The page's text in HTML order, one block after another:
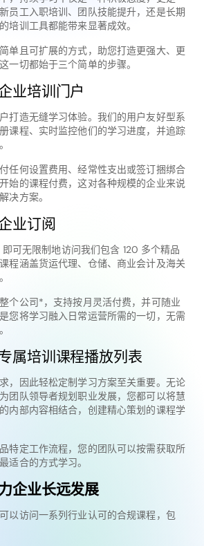
员工入职培训、团队技能提升，还是长期
培训工具都能带来显著成效。
单且可扩展的方式，助您打造更强大、更
一切都始于三个简单的步骤。
业培训门户
打造无缝学习体验。我们的用户友好型系
课程、实时监控他们的学习进度，并追踪
任何设置费用、经常性支出或签订捆绑合
始的课程付费，这对各种规模的企业来说
决方案。
业订阅
可无限制地访问我们包含 120 多个精品
程涵盖货运代理、仓储、商业会计及海关
个公司*，支持按月灵活付费，并可随业
您将学习融入日常运营所需的一切，无需
属培训课程播放列表
，因此轻松定制学习方案至关重要。无论
团队领导者规划职业发展，您都可以将慧
内部内容相结合，创建精心策划的课程学
特定工作流程，您的团队可以按需获取所
适合的方式学习。
企业长远发展
以访问一系列行业认可的合规课程，包